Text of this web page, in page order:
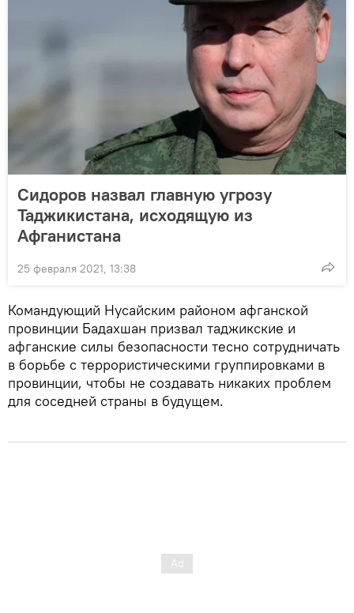
Сидоров назвал главную угрозу
Таджикистана, исходящую из
Афганистана
25 февраля 2021, 13:38
Командующий Нусайским районом афганской
провинции Бадахшан призвал таджикские и
афганские силы безопасности тесно сотрудничать
в борьбе с террористическими группировками в
провинции, чтобы не создавать никаких проблем
для соседней страны в будущем.